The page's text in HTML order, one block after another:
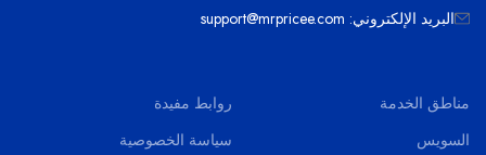
البريد الإلكتروني: support@mrpricee.com
مناطق الخدمة
السويس
روابط مفيدة
سياسة الخصوصية